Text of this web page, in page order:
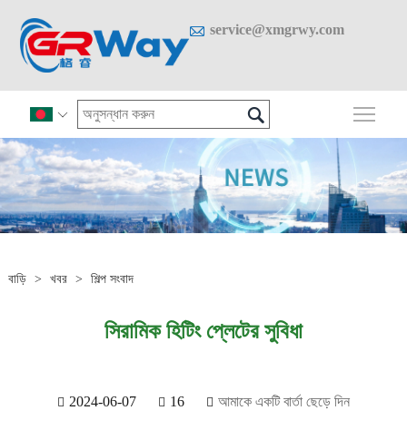
 service@xmgrwy.com
 
বাড়ি > খবর > শিল্প সংবাদ
সিরামিক হিটিং প্লেটের সুবিধা
2024-06-07 16 আমাকে একটি বার্তা ছেড়ে দিন